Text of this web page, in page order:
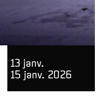
13 janv.
15 janv. 2026